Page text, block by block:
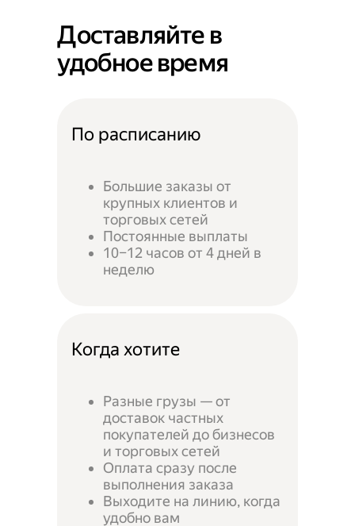
Доставляйте в
удобное время
По расписанию
Большие заказы от
крупных клиентов и
торговых сетей
Постоянные выплаты
10–12 часов от 4 дней в
неделю
Когда хотите
Разные грузы — от
доставок частных
покупателей до бизнесов
и торговых сетей
Оплата сразу после
выполнения заказа
Выходите на линию, когда
удобно вам